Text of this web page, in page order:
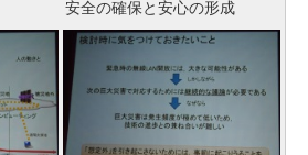
安全の確保と安心の形成